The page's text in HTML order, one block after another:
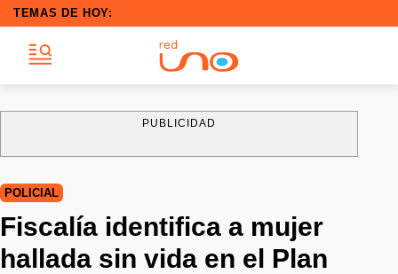
TEMAS DE HOY:
PUBLICIDAD
POLICIAL
Fiscalía identifica a mujer
hallada sin vida en el Plan